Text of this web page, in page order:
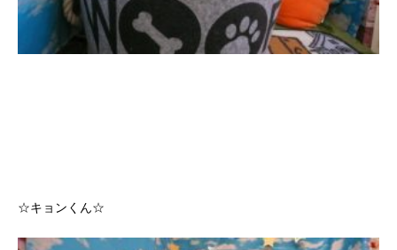
☆キョンくん☆